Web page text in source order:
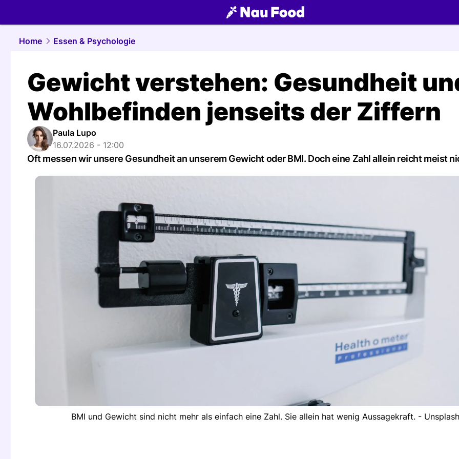
food.NAU.ch
Home
Essen & Psychologie
Gewicht verstehen: Gesundheit
Wohlbefinden jenseits der Ziffern
Paula Lupo
16.07.2026 - 12:00
Oft messen wir unsere Gesundheit an unserem Gewicht oder BMI. Doch eine Zahl allein reicht meist
BMI und Gewicht sind nicht mehr als einfach eine Zahl. Sie allein hat wenig Aussagekraft. - Unsplash